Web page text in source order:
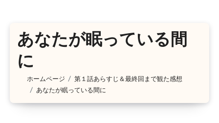
あなたが眠っている間
に
ホームページ
第１話あらすじ＆最終回まで観た感想
あなたが眠っている間に